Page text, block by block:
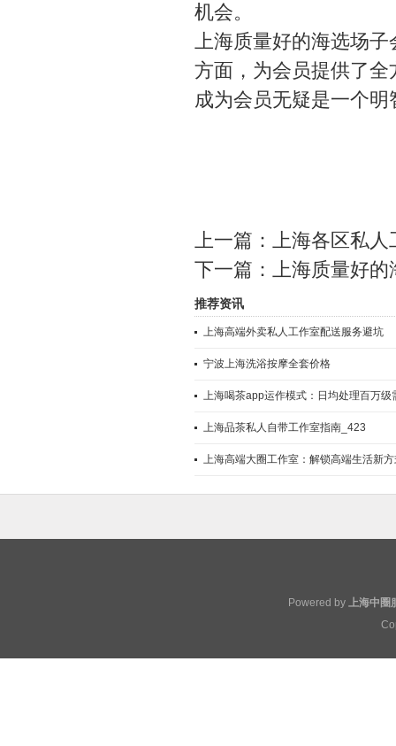
机会。
上海质量好的海选场
方面，为会员提供了
成为会员无疑是一个明
上一篇： 上海各区私人
下一篇： 上海质量好的
推荐资讯
上海高端外卖私人工作室配送服务避坑
宁波上海洗浴按摩全套价格
上海喝茶app运作模式：日均处理百万级
上海品茶私人自带工作室指南_423
上海高端大圈工作室：解锁高端生活新
Powered by 上海中圈